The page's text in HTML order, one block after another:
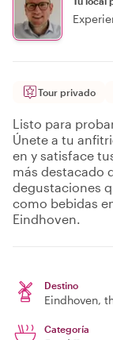
Tour privado
Listo para
Únete a tu
en y satisface
más destacado
degustaciones
como bebidas
Eindhoven.
Destino
Eindhoven,
Categoría